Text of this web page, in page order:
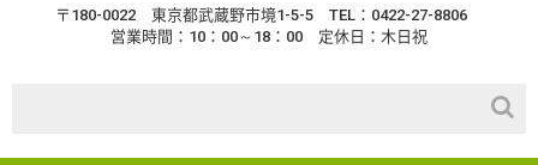
〒180-0022 東京都武蔵野市境1-5-5
TEL：0422-27-8806
営業時間：10：00～18：00
定休日：木日祝